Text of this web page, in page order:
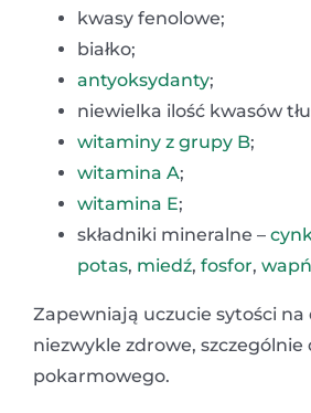
kwasy fenolowe;
białko;
antyoksydanty;
niewielka ilość kwasów
witaminy z grupy B;
witamina A;
witamina E;
składniki mineralne –
potas, miedź, fosfor, wapń
Zapewniają uczucie sytości na
niezwykle zdrowe, szczególnie
pokarmowego.